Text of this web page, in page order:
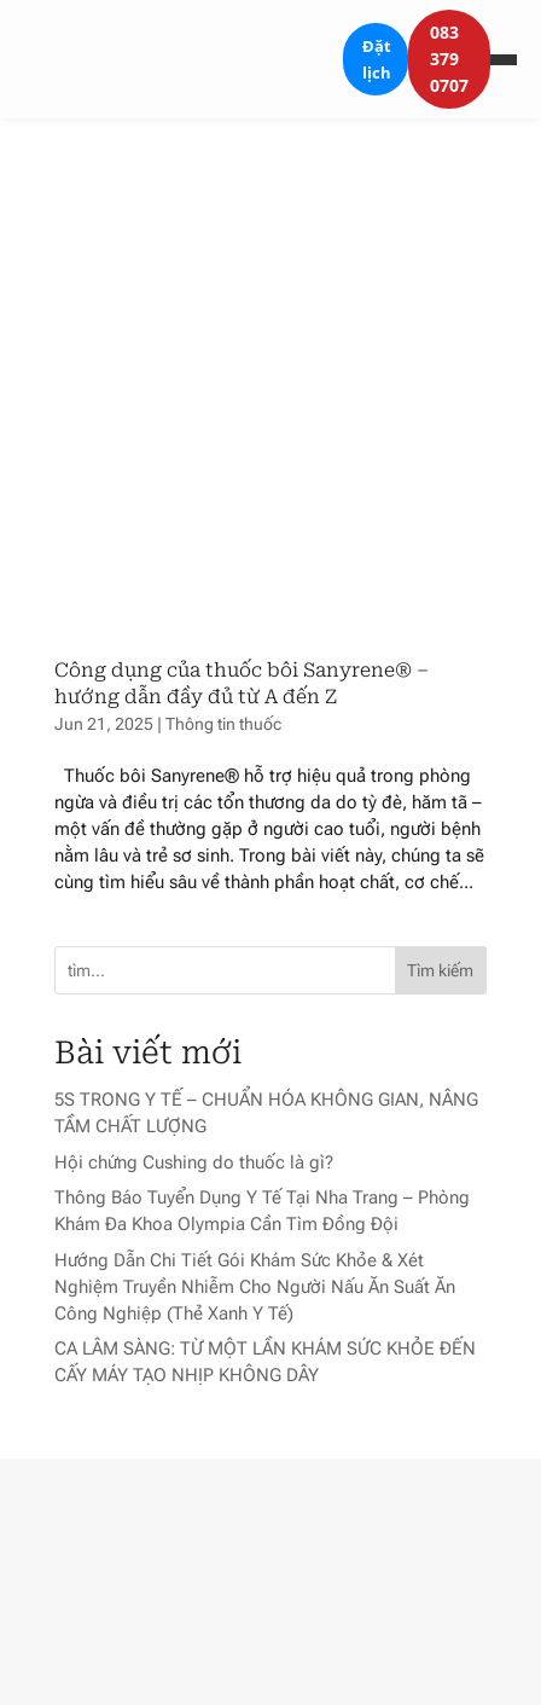
Đặt
lịch
083
379
0707
Công dụng của thuốc bôi Sanyrene® –
hướng dẫn đầy đủ từ A đến Z
Jun 21, 2025| Thông tin thuốc
Thuốc bôi Sanyrene® hỗ trợ hiệu quả trong phòng
ngừa và điều trị các tổn thương da do tỳ đè, hăm tã –
một vấn đề thường gặp ở người cao tuổi, người bệnh
nằm lâu và trẻ sơ sinh. Trong bài viết này, chúng ta sẽ
cùng tìm hiểu sâu về thành phần hoạt chất, cơ chế...
Tìm kiếm
Bài viết mới
5S TRONG Y TẾ – CHUẨN HÓA KHÔNG GIAN, NÂNG
TẦM CHẤT LƯỢNG
Hội chứng Cushing do thuốc là gì?
Thông Báo Tuyển Dụng Y Tế Tại Nha Trang – Phòng
Khám Đa Khoa Olympia Cần Tìm Đồng Đội
Hướng Dẫn Chi Tiết Gói Khám Sức Khỏe & Xét
Nghiệm Truyền Nhiễm Cho Người Nấu Ăn Suất Ăn
Công Nghiệp (Thẻ Xanh Y Tế)
CA LÂM SÀNG: TỪ MỘT LẦN KHÁM SỨC KHỎE ĐẾN
CẤY MÁY TẠO NHỊP KHÔNG DÂY